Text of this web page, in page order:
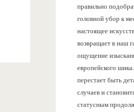
правильно
головной убор к
настоящее
возвращает в наш
ощущение
европейского
перестает быть
случаев и
статусным